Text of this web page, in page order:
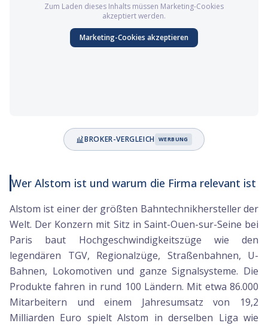
Zum Laden dieses Inhalts müssen Marketing-Cookies
akzeptiert werden.
Marketing-Cookies akzeptieren
BROKER-VERGLEICH WERBUNG
Wer Alstom ist und warum die Firma relevant ist
Alstom ist einer der größten Bahntechnikhersteller der
Welt. Der Konzern mit Sitz in Saint-Ouen-sur-Seine bei
Paris baut Hochgeschwindigkeitszüge wie den
legendären TGV, Regionalzüge, Straßenbahnen, U-
Bahnen, Lokomotiven und ganze Signalsysteme. Die
Produkte fahren in rund 100 Ländern. Mit etwa 86.000
Mitarbeitern und einem Jahresumsatz von 19,2
Milliarden Euro spielt Alstom in derselben Liga wie